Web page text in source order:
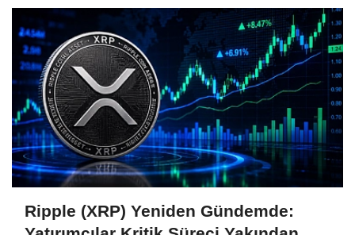
Ripple (XRP) Yeniden Gündemde: